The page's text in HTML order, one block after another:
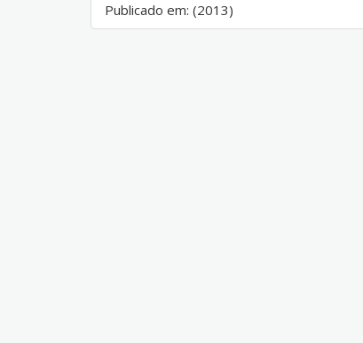
Publicado em: (2013)